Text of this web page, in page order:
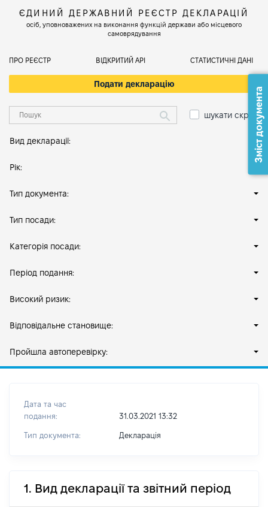
ЄДИНИЙ ДЕРЖАВНИЙ РЕЄСТР ДЕКЛАРАЦІЙ
осіб, уповноважених на виконання функцій держави або місцевого
самоврядування
ПРО РЕЄСТР ВІДКРИТИЙ АРІ СТАТИСТИЧНІ ДАНІ
Подати декларацію
шукати скрізь
Вид декларації:
Рік:
Тип документа:
Тип посади:
Категорія посади:
Період подання:
Високий ризик:
Відповідальне становище:
Пройшла автоперевірку:
Дата та час
подання:
31.03.2021 13:32
Тип документа: Декларація
1. Вид декларації та звітний період
Зміст документа